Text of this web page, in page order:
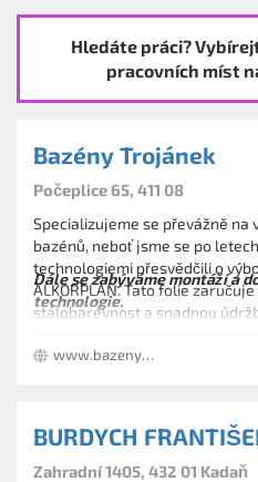
Hledáte práci?
pracovních míst
Bazény Trojánek
Počeplice 65, 411 08
Specializujeme se převážně na
bazénů, neboť jsme se po
technologiemi přesvědčili o
ALKORPLAN. Tato folie
stálobarevnost a snadnou
Dále se zabýváme montáží a
technologie.
libovolného tvaru a
elektroinstalací k bazénům
prodejem bazénové
www.bazenytrojanek.com
BURDYCH
Zahradní 1405, 432 01 Kadaň